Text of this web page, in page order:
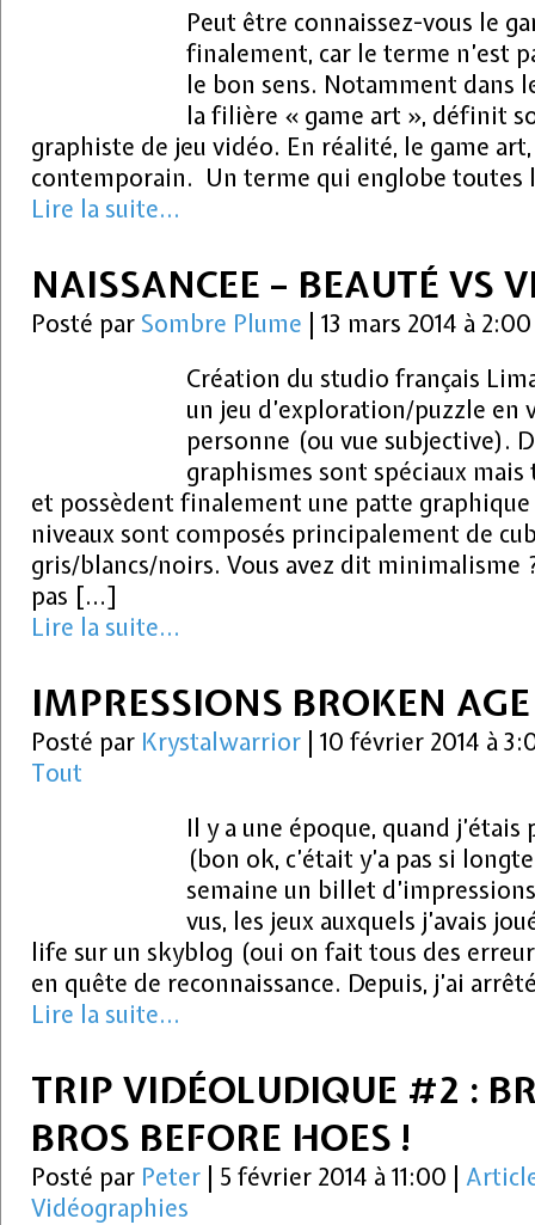
Peut être connaissez-vous le
finalement, car le terme n’est
le bon sens. Notamment dans
la filière « game art », définit
graphiste de jeu vidéo. En réalité, le game art,
contemporain. Un terme qui englobe
Lire la suite...
NAISSANCEE – BEAUTÉ VS
Posté par Sombre Plume
13 mars 2014 à
Création du studio français
un jeu d’exploration/puzzle en
personne (ou vue subjective).
graphismes sont spéciaux
et possèdent finalement une patte
niveaux sont composés principalement de
gris/blancs/noirs. Vous avez dit minimalisme
pas […]
Lire la suite...
IMPRESSIONS BROKEN AGE
Posté par Krystalwarrior
10 février 2014 à
Tout
Il y a une époque, quand
(bon ok, c’était y’a pas si
semaine un billet
vus, les jeux auxquels j’avais
life sur un skyblog (oui on fait tous des
en quête de reconnaissance. Depuis, j’ai
Lire la suite...
TRIP VIDÉOLUDIQUE #2 :
BROS BEFORE HOES !
Posté par Peter 5 février 2014 à 11:00
Vidéographies